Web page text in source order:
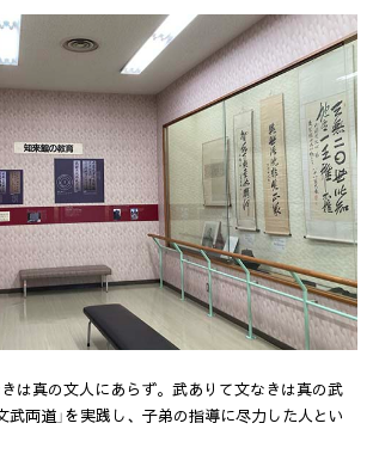
は真の文人にあらず。武ありて文なきは真の武
武両道」を実践し、子弟の指導に尽力した人とい